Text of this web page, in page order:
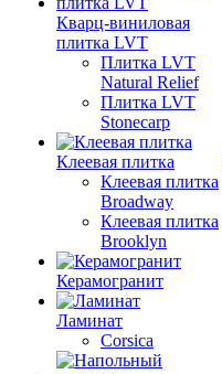
Кварц-виниловая
плитка LVT
Плитка LVT
Natural Relief
Плитка LVT
Stonecarp
Клеевая плитка
Клеевая плитка
Broadway
Клеевая плитка
Brooklyn
Керамогранит
Ламинат
Corsica